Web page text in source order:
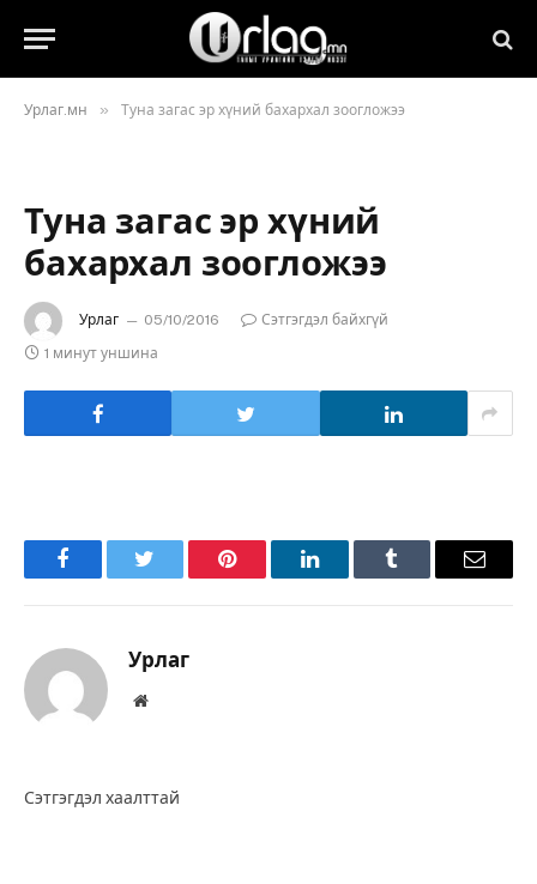
Урлаг.мн » Туна загас эр хүний бахархал зоогложээ
Туна загас эр хүний
бахархал зоогложээ
Урлаг 05/10/2016
Сэтгэгдэл байхгүй
1 минут уншина
FacebookTwitter Pinterest LinkedInTumblr Имэйл
Урлаг
Вэбсайт
Сэтгэгдэл хаалттай